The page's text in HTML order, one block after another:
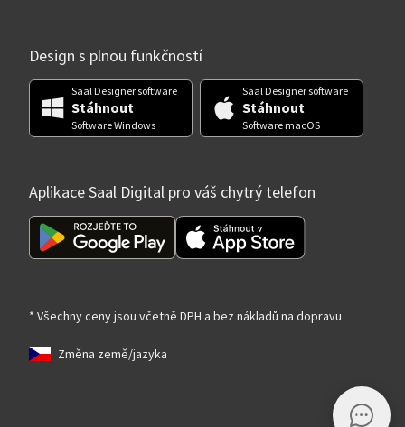
Design s plnou funkčností
Saal Designer software
Stáhnout
Software Windows
Saal Designer software
Stáhnout
Software macOS
Aplikace Saal Digital pro váš chytrý telefon
* Všechny ceny jsou včetně DPH a bez nákladů na dopravu
Změna země/jazyka